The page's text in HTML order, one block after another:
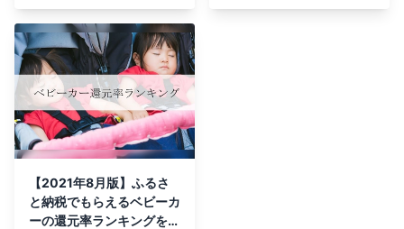
【2021年8月版】ふるさ
と納税でもらえるベビーカ
ーの還元率ランキングを発